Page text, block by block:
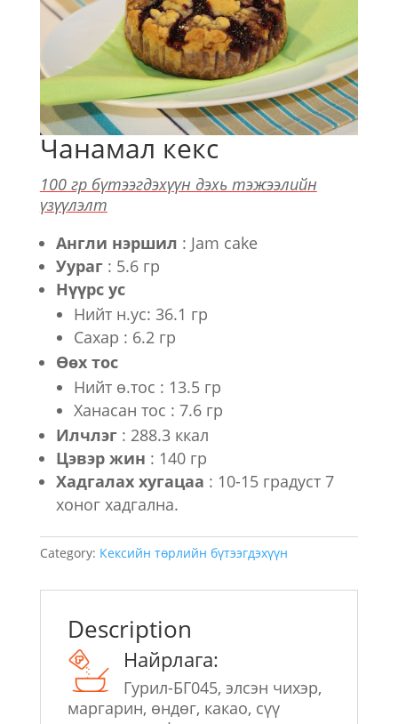
Чанамал кекс
100 гр бүтээгдэхүүн дэхь тэжээлийн
үзүүлэлт
Англи нэршил : Jam cake
Уураг: 5.6 гр
Нүүрс ус
Нийт н.ус: 36.1 гр
Сахар : 6.2 гр
Өөх тос
Нийт ө.тос : 13.5 гр
Ханасан тос : 7.6 гр
Илчлэг: 288.3 ккал
Цэвэр жин : 140 гр
Хадгалах хугацаа : 10-15 градуст 7
хоног хадгална.
Category: Кексийн төрлийн бүтээгдэхүүн
Description
Найрлага:
Гурил-БГ045, элсэн чихэр,
маргарин, өндөг, какао, сүү